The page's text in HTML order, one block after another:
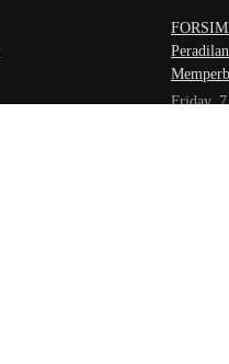
Friday,